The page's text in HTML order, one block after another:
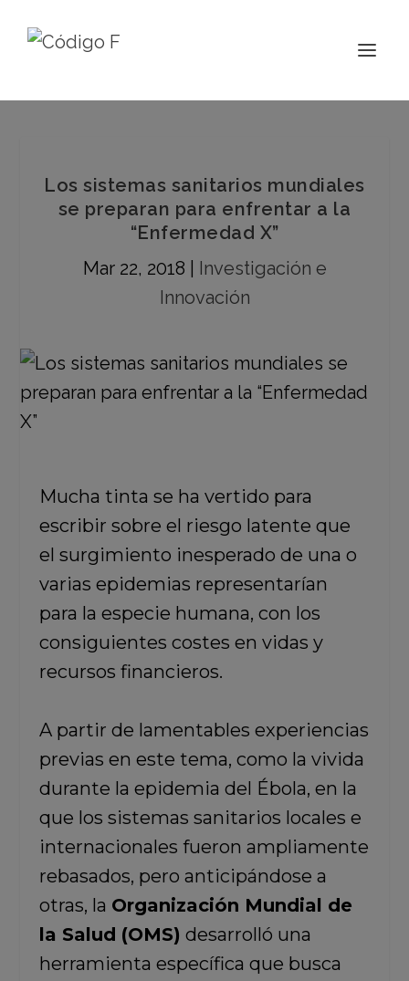
Los sistemas sanitarios mundiales
se preparan para enfrentar a la
“Enfermedad X”
Mar 22, 2018
Investigación e
Innovación
Mucha tinta se ha vertido para
escribir sobre el riesgo latente que
el surgimiento inesperado de una o
varias epidemias representarían
para la especie humana, con los
consiguientes costes en vidas y
recursos financieros.
A partir de lamentables experiencias
previas en este tema, como la vivida
durante la epidemia del Ébola, en la
que los sistemas sanitarios locales e
internacionales fueron ampliamente
rebasados, pero anticipándose a
otras, la Organización Mundial de
la Salud (OMS) desarrolló una
herramienta específica que busca